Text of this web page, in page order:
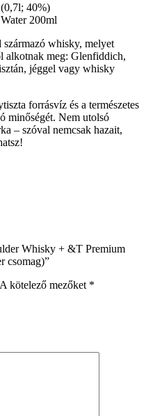
40%)
200ml
whisky, melyet
alkotnak meg: Glenfiddich,
jéggel vagy whisky
forrásvíz és a természetes
minőségét. Nem utolsó
– szóval nemcsak hazait,
Whisky + &T Premium
csomag)”
A kötelező mezőket *